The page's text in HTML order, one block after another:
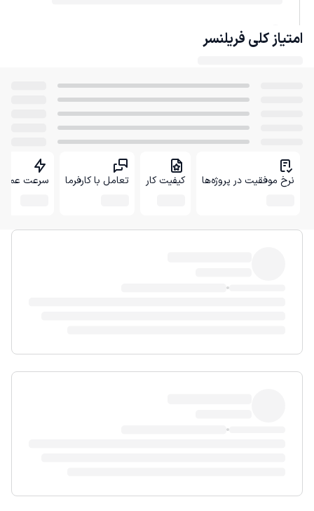
امتیاز کلی فریلنسر
نرخ موفقیت در پروژه‌ها کیفیت کار تعامل با کارفرما سرعت عمل